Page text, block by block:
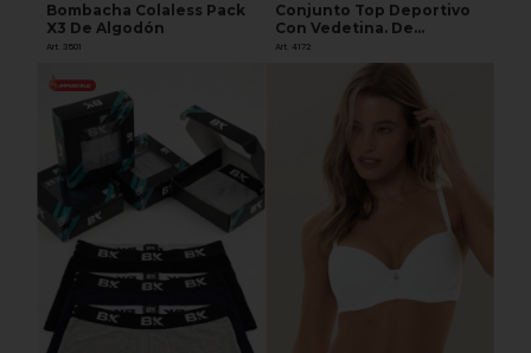
Bombacha Colaless Pack
X3 De Algodón
Art. 3501
Conjunto Top Deportivo
Con Vedetina. De
Algodon Con Estampa A
Art. 4172